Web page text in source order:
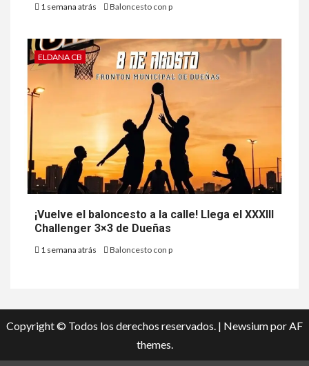
1 semana atrás Baloncesto con p
ELDANA CB
¡Vuelve el baloncesto a la calle! Llega el XXXIII
Challenger 3×3 de Dueñas
1 semana atrás Baloncesto con p
Copyright © Todos los derechos reservados. | Newsiumpor AF
themes.